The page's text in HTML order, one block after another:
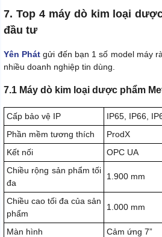
7. Top 4 máy dò kim loại
đầu tư
Yên Phát gửi đến bạn 1 số model máy
nhiều doanh nghiệp tin dùng.
7.1 Máy dò kim loại dược phẩm
Cấp bảo vệ IP
IP65, IP66,
Phần mềm tương thích
ProdX
Kết nối
OPC UA
Chiều rộng sản phẩm tối
đa
1.900 mm
Chiều cao tối đa của sản
phẩm
1.000 mm
Màn hình Cảm ứng 7”